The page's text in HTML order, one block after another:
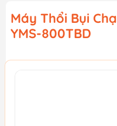
Máy Thổi Bụi
YMS-800TBD